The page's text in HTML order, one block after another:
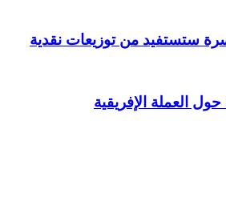
العملة الإفريقية